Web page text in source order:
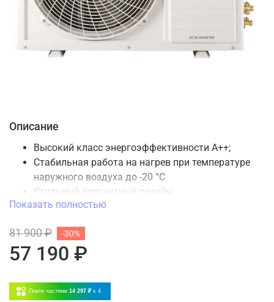
Описание
Высокий класс энергоэффективности A++;
Стабильная работа на нагрев при температуре
наружного воздуха до -20 °C
Стильный элегантный дизайн;
Антикоррозийное покрытие теплообменников
Хладагент последнего поколения R32
4 режима работы;
Показать полностью
81 900 ₽
57 190 ₽
-30%
Плати частями 14 297 ₽ x 4